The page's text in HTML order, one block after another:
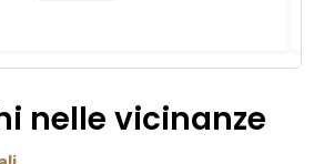
nelle vicinanze